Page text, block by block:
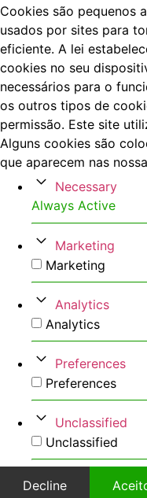
Cookies são pequenos
usados por sites para
eficiente. A lei
cookies no seu
necessários para o
os outros tipos de
permissão. Este site
Alguns cookies são
que aparecem nas
Necessary
Always Active
Marketing
Marketing
Analytics
Analytics
Preferences
Preferences
Unclassified
Unclassified
Decline